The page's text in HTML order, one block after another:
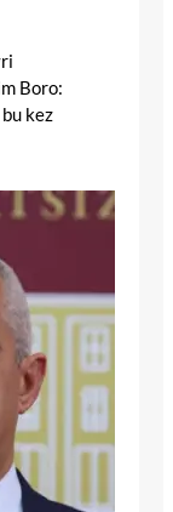
Boro:
kez